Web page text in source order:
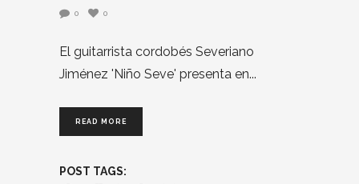
0 0
El guitarrista cordobés Severiano
Jiménez 'Niño Seve' presenta en
READ MORE
POST TAGS: